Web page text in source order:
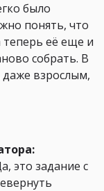
было
понять, что
теперь её еще и
собрать. В
взрослым,
это задание с